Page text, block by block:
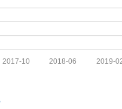
2019-
2018-06
2017-10